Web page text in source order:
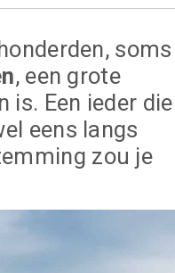
soms
, een grote
is. Een ieder die
eens langs
zou je